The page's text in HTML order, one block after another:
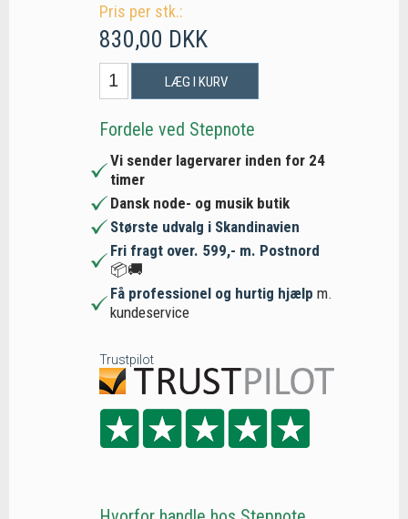
Pris per stk.:
830,00 DKK
LÆG I KURV
Fordele ved Stepnote
Vi sender lagervarer inden for 24
timer
Dansk node- og musik butik
Største udvalg i Skandinavien
Fri fragt over. 599,- m. Postnord
📦🚚
Få professionel og hurtig hjælp m.
kundeservice
Trustpilot